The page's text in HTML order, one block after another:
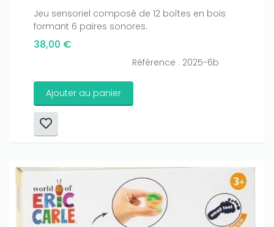
Jeu sensoriel composé de 12 boîtes en bois
formant 6 paires sonores.
38,00 €
Référence : 2025-6b
Ajouter au panier